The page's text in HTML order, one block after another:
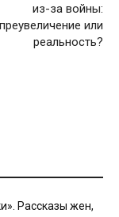
из-за войны:
преувеличение или
реальность?
Рассказы жен,